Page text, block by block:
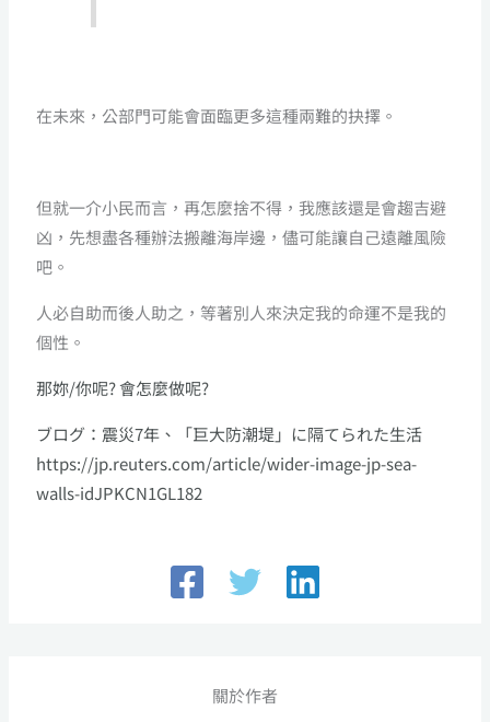
在未來，公部門可能會面臨更多這種兩難的抉擇。
但就一介小民而言，再怎麼捨不得，我應該還是會趨吉避
凶，先想盡各種辦法搬離海岸邊，儘可能讓自己遠離風險
吧。
人必自助而後人助之，等著別人來決定我的命運不是我的
個性。
那妳/你呢? 會怎麼做呢?
ブログ：震災7年、「巨大防潮堤」に隔てられた生活
https://jp.reuters.com/article/wider-image-jp-sea-
walls-idJPKCN1GL182
關於作者